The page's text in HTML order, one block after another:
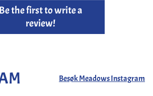
Be the first to write a
review!
Besøk Meadows Instagram